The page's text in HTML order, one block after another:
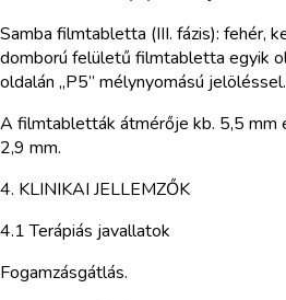
Samba filmtabletta (III. fázis): fehér,
domború felületű filmtabletta egyik
oldalán „P5” mélynyomású jelöléssel.
A filmtabletták átmérője kb. 5,5 mm
2,9 mm.
4. KLINIKAI JELLEMZŐK
4.1 Terápiás javallatok
Fogamzásgátlás.